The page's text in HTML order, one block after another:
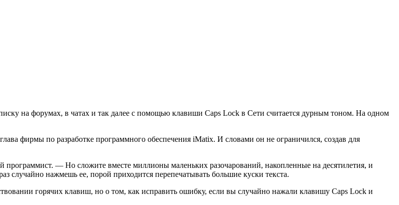
на форумах, в чатах и так далее с помощью клавиши Caps Lock в Сети считается дурным тоном. На одном
фирмы по разработке программного обеспечения iMatix. И словами он не ограничился, создав для
программист. — Но сложите вместе миллионы маленьких разочарований, накопленные на десятилетия, и
случайно нажмешь ее, порой приходится перепечатывать большие куски текста.
горячих клавиш, но о том, как исправить ошибку, если вы случайно нажали клавишу Caps Lock и